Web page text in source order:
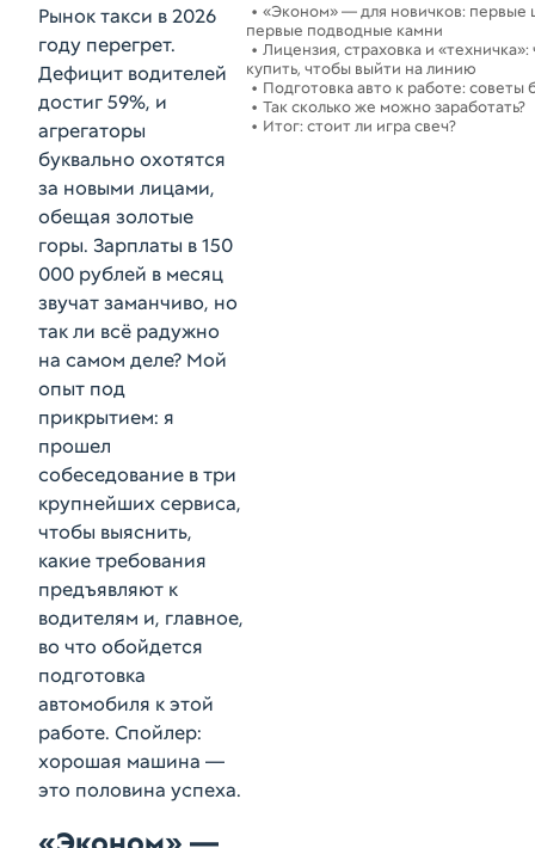
Рынок такси в 2026
году перегрет.
Дефицит водителей
достиг 59%, и
агрегаторы
буквально охотятся
за новыми лицами,
обещая золотые
горы. Зарплаты в 150
000 рублей в месяц
звучат заманчиво, но
так ли всё радужно
на самом деле? Мой
опыт под
прикрытием: я
прошел
собеседование в три
крупнейших сервиса,
чтобы выяснить,
какие требования
предъявляют к
водителям и, главное,
во что обойдется
подготовка
автомобиля к этой
работе. Спойлер:
хорошая машина —
это половина успеха.
«Эконом» — для новичков: первые
первые подводные камни
Лицензия, страховка и
купить, чтобы выйти на линию
Подготовка авто к работе: советы
Так сколько же можно заработать?
Итог: стоит ли игра свеч?